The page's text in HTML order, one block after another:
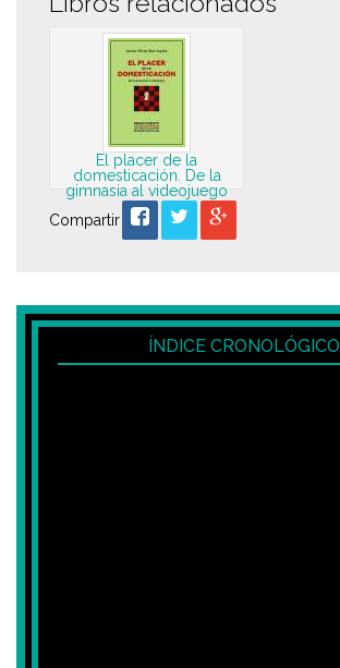
El placer de la
domesticación. De la
gimnasia al videojuego
Compartir
ÍNDICE CRONOLÓGICO